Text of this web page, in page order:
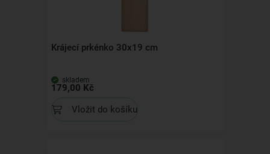
Krájecí prkénko 30x19 cm
skladem
179,00 Kč
Vložit do košíku